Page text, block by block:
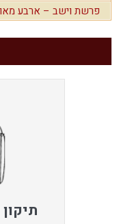
פרשת וישב – ארבע